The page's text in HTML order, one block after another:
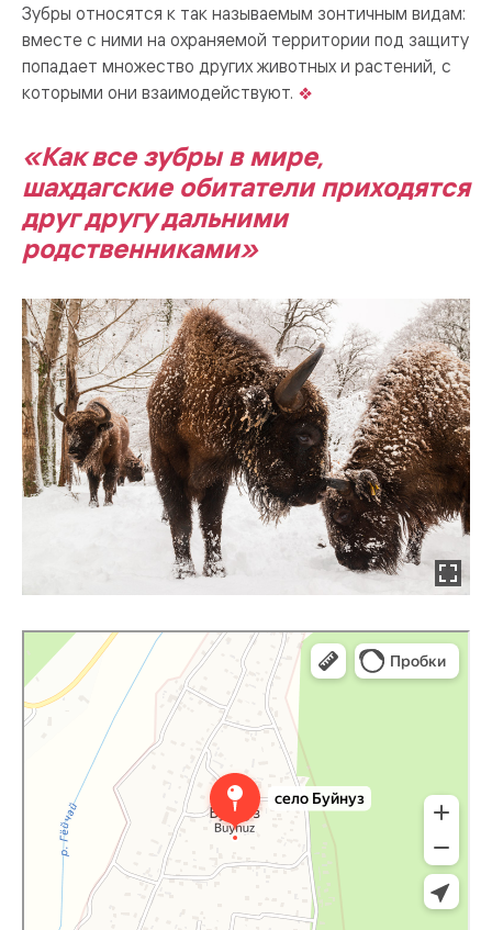
Зубры относятся к так называемым зонтичным видам:
вместе с ними на охраняемой территории под защиту
попадает множество других животных и растений, с
которыми они взаимодействуют.
«Как все зубры в мире,
шахдагские обитатели приходятся
друг другу дальними
родственниками»
Яндекс Карты
Село Буйнуз — Яндекс Карты